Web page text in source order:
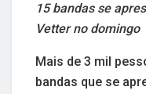
15 bandas se
Vetter no domingo
Mais de 3 mil
bandas que se